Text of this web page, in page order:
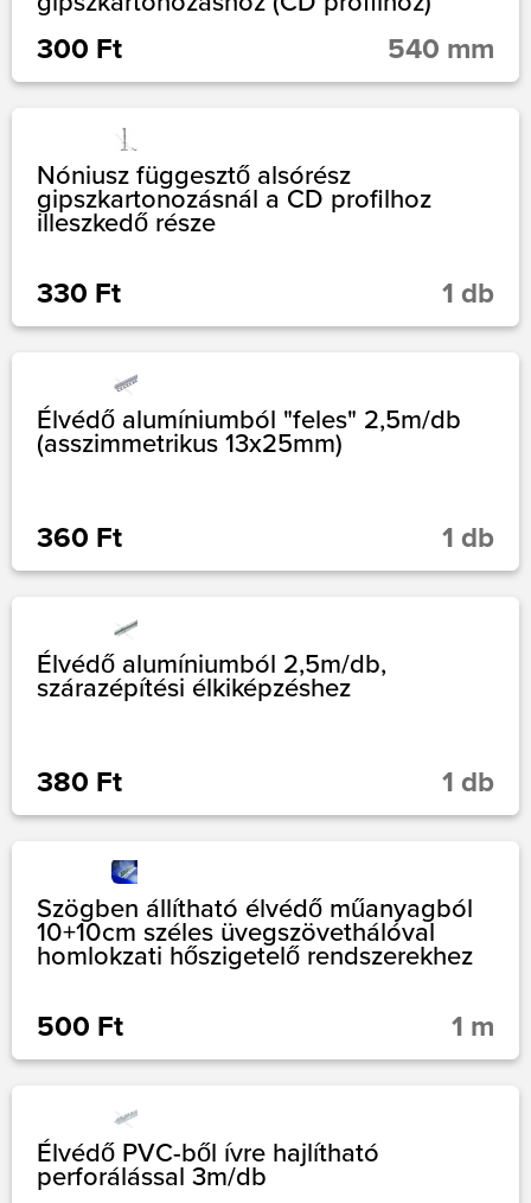
300 Ft 540 mm
Nóniusz függesztő alsórész
gipszkartonozásnál a CD profilhoz
illeszkedő része
330 Ft 1 db
Élvédő alumíniumból "feles" 2,5m/db
(asszimmetrikus 13x25mm)
360 Ft 1 db
Élvédő alumíniumból 2,5m/db,
szárazépítési élkiképzéshez
380 Ft 1 db
Szögben állítható élvédő műanyagból
10+10cm széles üvegszövethálóval
homlokzati hőszigetelő rendszerekhez
500 Ft 1 m
Élvédő PVC-ből ívre hajlítható
perforálással 3m/db